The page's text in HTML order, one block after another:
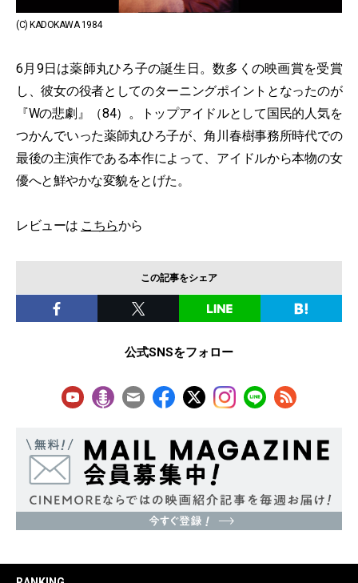
(C) KADOKAWA 1984
6月9日は薬師丸ひろ子の誕生日。数多くの映画賞を受賞
し、彼女の役者としてのターニングポイントとなったのが
『Wの悲劇』（84）。トップアイドルとして国民的人気を
つかんでいった薬師丸ひろ子が、角川春樹事務所時代での
最後の主演作である本作によって、アイドルから本物の女
優へと鮮やかな変貌をとげた。
レビューは こちらから
この記事をシェア
公式SNSをフォロー